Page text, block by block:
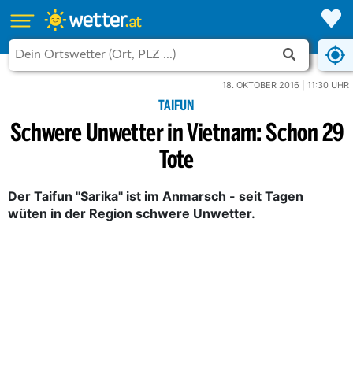
18. OKTOBER 2016 | 11:30 UHR
TAIFUN
Schwere Unwetter in Vietnam: Schon 29
Tote
Der Taifun "Sarika" ist im Anmarsch - seit Tagen
wüten in der Region schwere Unwetter.